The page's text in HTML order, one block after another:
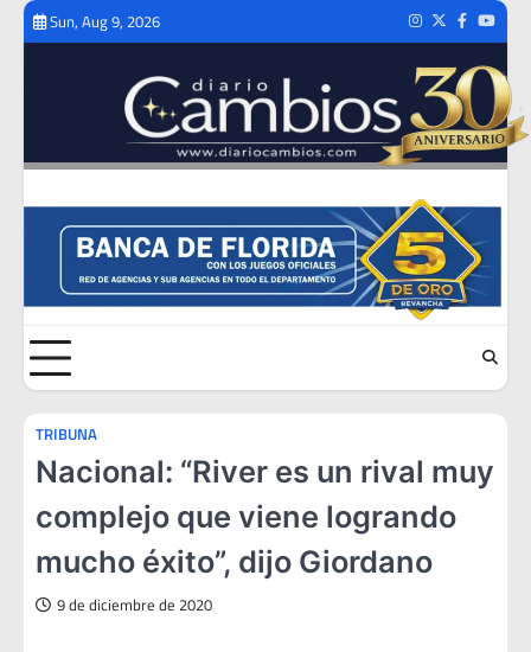
Skip
Sun, Aug 9, 2026 Instagram
TwitterFacebook
TRIBUNA
Nacional: “River es un rival muy
complejo que viene logrando
mucho éxito”, dijo Giordano
9 de diciembre de 2020